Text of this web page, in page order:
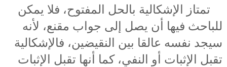
تمتاز الإشكالية بالحل المفتوح، فلا يمكن
للباحث فيها أن يصل إلى جواب مقنع، لأنه
سيجد نفسه عالقا بين النقيضين، فالإشكالية
تقبل الإثبات أو النفي، كما أنها تقبل الإثبات